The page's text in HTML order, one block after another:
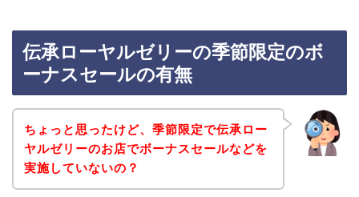
伝承ローヤルゼリーの季節限定のボ
ーナスセールの有無
ちょっと思ったけど、季節限定で伝承ロー
ヤルゼリーのお店でボーナスセールなどを
実施していないの？